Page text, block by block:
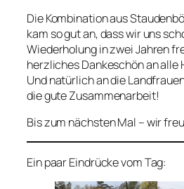
Die Kombination aus
kam so gut an, dass wir uns
Wiederholung in zwei Jahren
herzliches Dankeschön an alle
Und natürlich an die
die gute Zusammenarbeit!
Bis zum nächsten Mal – wir
Ein paar Eindrücke vom Tag: